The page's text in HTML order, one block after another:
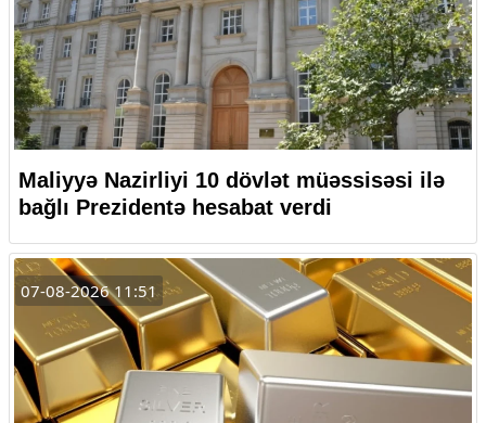
Maliyyə Nazirliyi 10 dövlət müəssisəsi ilə
bağlı Prezidentə hesabat verdi
07-08-2026 11:51